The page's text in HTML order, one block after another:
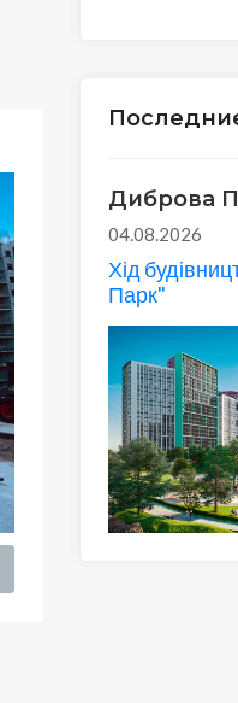
Диброва
04.08.2026
Хід
Парк"